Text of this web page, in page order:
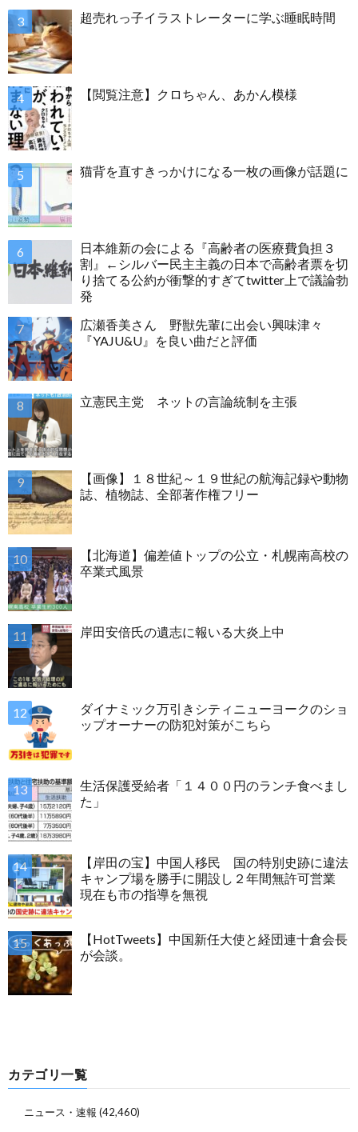
超売れっ子イラストレーターに学ぶ睡眠時間
【閲覧注意】クロちゃん、あかん模様
猫背を直すきっかけになる一枚の画像が話題に
日本維新の会による『高齢者の医療費負担３
割』←シルバー民主主義の日本で高齢者票を切
り捨てる公約が衝撃的すぎてtwitter上で議論勃
発
広瀬香美さん 野獣先輩に出会い興味津々
『YAJU&U』を良い曲だと評価
立憲民主党 ネットの言論統制を主張
【画像】１８世紀～１９世紀の航海記録や動物
誌、植物誌、全部著作権フリー
【北海道】偏差値トップの公立・札幌南高校の
卒業式風景
岸田安倍氏の遺志に報いる大炎上中
ダイナミック万引きシティニューヨークのショ
ップオーナーの防犯対策がこちら
生活保護受給者「１４００円のランチ食べまし
た」
【岸田の宝】中国人移民 国の特別史跡に違法
キャンプ場を勝手に開設し２年間無許可営業
現在も市の指導を無視
【HotTweets】中国新任大使と経団連十倉会長
が会談。
カテゴリ一覧
ニュース・速報 (42,460)